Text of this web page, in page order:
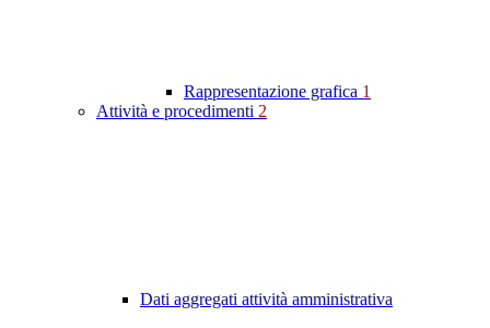
Rappresentazione grafica 1
Attività e procedimenti 2
Dati aggregati attività amministrativa